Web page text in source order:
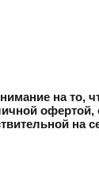
на то,
на